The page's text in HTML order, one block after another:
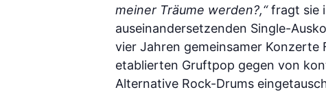
meiner Träume werden?,“fragt sie
auseinandersetzenden Single-
vier Jahren gemeinsamer
etablierten Gruftpop gegen von
Alternative Rock-Drums